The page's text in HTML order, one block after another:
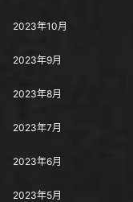
2023年10月
2023年9月
2023年8月
2023年7月
2023年6月
2023年5月